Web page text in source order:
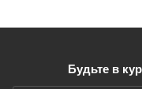
Будьте в